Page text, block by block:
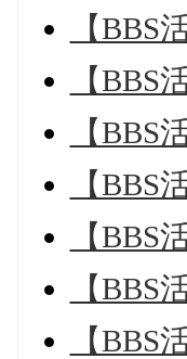
【BBS
【BBS
【BBS
【BBS
【BBS
【BBS
【BBS